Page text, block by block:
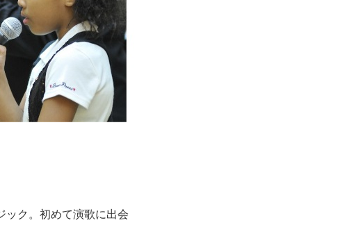
ック。初めて演歌に出会